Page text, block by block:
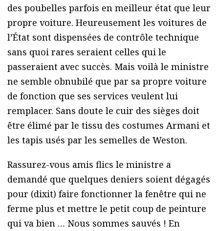
des poubelles parfois en meilleur état que leur
propre voiture. Heureusement les voitures de
l’État sont dispensées de contrôle technique
sans quoi rares seraient celles qui le
passeraient avec succès. Mais voilà le ministre
ne semble obnubilé que par sa propre voiture
de fonction que ses services veulent lui
remplacer. Sans doute le cuir des sièges doit
être élimé par le tissu des costumes Armani et
les tapis usés par les semelles de Weston.
Rassurez-vous amis flics le ministre a
demandé que quelques deniers soient dégagés
pour (dixit) faire fonctionner la fenêtre qui ne
ferme plus et mettre le petit coup de peinture
qui va bien … Nous sommes sauvés ! En